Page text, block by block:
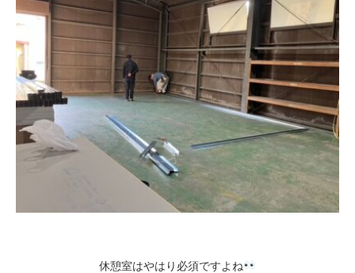
休憩室はやはり必須ですよね